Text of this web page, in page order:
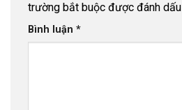
trường bắt buộc được đánh dấu
Bình luận *